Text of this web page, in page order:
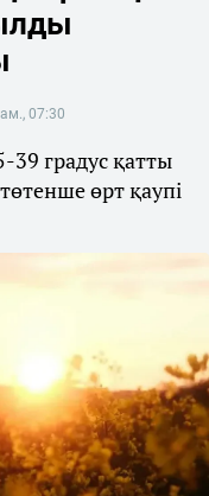
07:30
39 градус қатты
өрт қаупі